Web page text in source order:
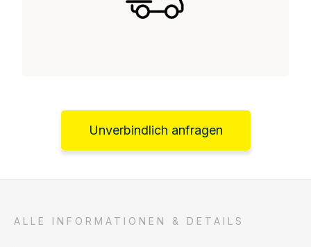
Unverbindlich anfragen
ALLE INFORMATIONEN & DETAILS